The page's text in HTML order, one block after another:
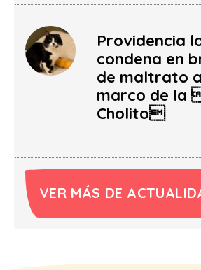
Providencia
condena en
de maltrato
marco de la
Cholito
VER MÁS DE